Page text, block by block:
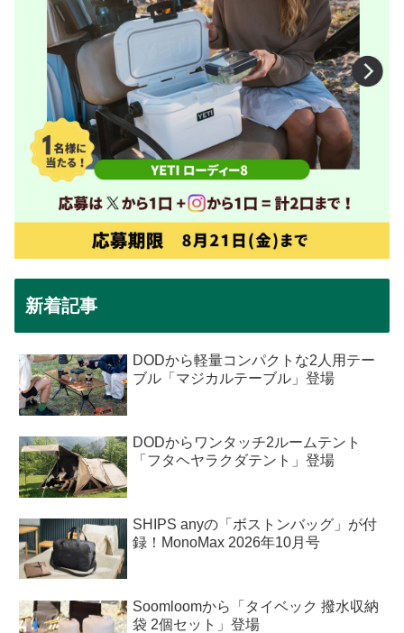
新着記事
DODから軽量コンパクトな2人用テー
ブル「マジカルテーブル」登場
DODからワンタッチ2ルームテント
「フタヘヤラクダテント」登場
SHIPS anyの「ボストンバッグ」が付
録！MonoMax 2026年10月号
Soomloomから「タイベック 撥水収納
袋 2個セット」登場